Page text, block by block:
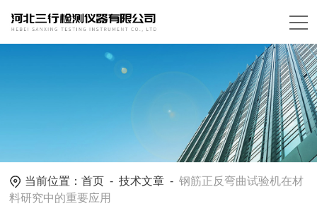
当前位置：首页 -技术文章 -钢筋正反弯曲试验机在材
料研究中的重要应用